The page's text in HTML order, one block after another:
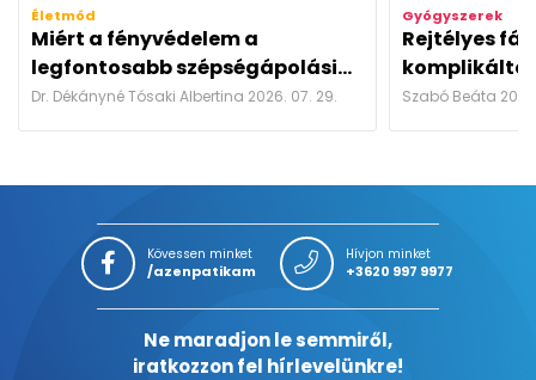
Életmód
Miért a fényvédelem a
legfontosabb szépségápolási...
Dr. Dékányné Tósaki Albertina 2026. 07. 29.
Gyógyszerek
Rejtélyes
Szabó Beáta
Kövessen minket
/azenpatikam
Hívjon minket
+3620 997 9977
Ne maradjon le semmiről,
iratkozzon fel hírlevelünkre!